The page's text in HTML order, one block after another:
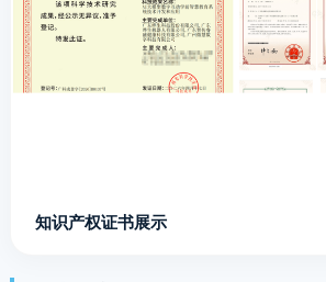
知识产权证书展示